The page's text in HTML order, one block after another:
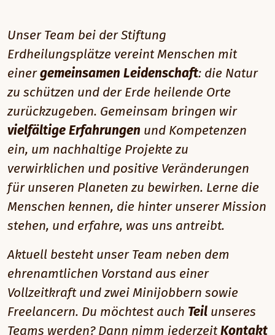
Unser Team bei der Stiftung
Erdheilungsplätze vereint Menschen mit
einer gemeinsamen Leidenschaft: die Natur
zu schützen und der Erde heilende Orte
zurückzugeben. Gemeinsam bringen wir
vielfältige Erfahrungen und Kompetenzen
ein, um nachhaltige Projekte zu
verwirklichen und positive Veränderungen
für unseren Planeten zu bewirken. Lerne die
Menschen kennen, die hinter unserer Mission
stehen, und erfahre, was uns antreibt.
Aktuell besteht unser Team neben dem
ehrenamtlichen Vorstand aus einer
Vollzeitkraft und zwei Minijobbern sowie
Freelancern. Du möchtest auch Teil unseres
Teams werden? Dann nimm jederzeitKontakt